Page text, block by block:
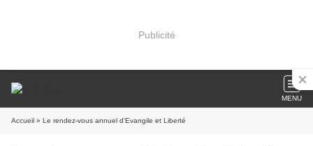
Publicité
MENU
Accueil » Le rendez-vous annuel d'Evangile et Liberté